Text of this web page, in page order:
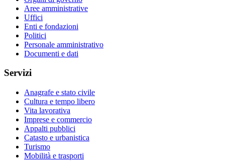
Aree amministrative
Uffici
Enti e fondazioni
Politici
Personale amministrativo
Documenti e dati
Servizi
Anagrafe e stato civile
Cultura e tempo libero
Vita lavorativa
Imprese e commercio
Appalti pubblici
Catasto e urbanistica
Turismo
Mobilità e trasporti